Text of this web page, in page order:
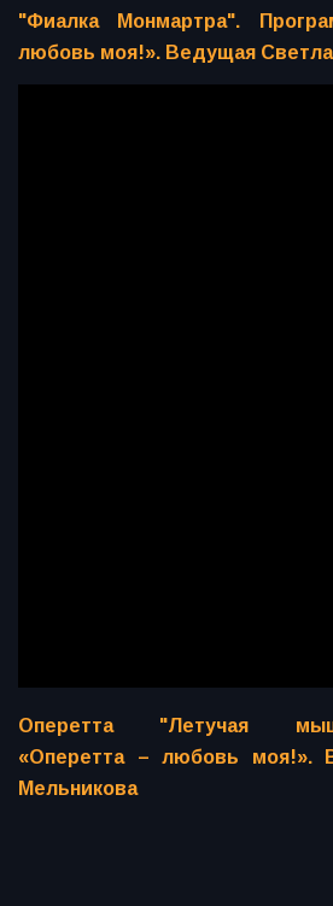
"Фиалка Монмартра".
любовь моя!». Ведущая
Оперетта "Летучая
«Оперетта – любовь моя!».
Мельникова